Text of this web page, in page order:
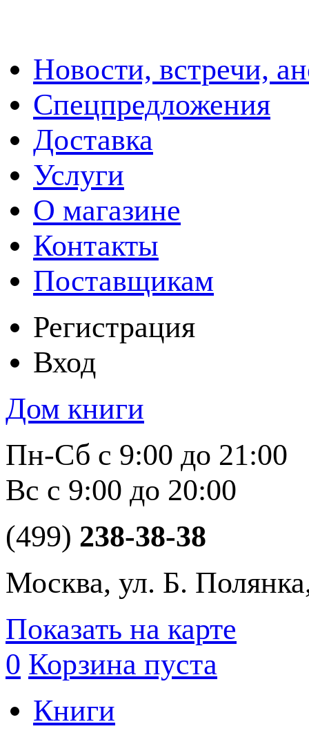
Новости, встречи,
Спецпредложения
Доставка
Услуги
О магазине
Контакты
Поставщикам
Регистрация
Вход
Дом книги
Пн-Сб с 9:00 до 21:00
Вс с 9:00 до 20:00
(499) 238-38-38
Москва, ул. Б.
Показать на карте
0 Корзина пуста
Книги